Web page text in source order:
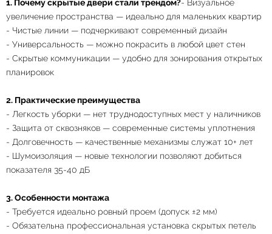
1. Почему скрытые двери стали трендом?- Визуальное
увеличение пространства — идеально для маленьких квартир
- Чистые линии — подчеркивают современный дизайн
- Универсальность — можно покрасить в любой цвет стен
- Скрытые коммуникации — удобно для зонирования открытых
планировок
2. Практические преимущества
- Легкость уборки — нет труднодоступных мест у наличников
- Защита от сквозняков — современные системы уплотнения
- Долговечность — качественные механизмы служат 10+ лет
- Шумоизоляция — новые технологии позволяют добиться
показателя 35-40 дБ
3. Особенности монтажа
- Требуется идеально ровный проем (допуск ±2 мм)
- Обязательна профессиональная установка скрытых петель